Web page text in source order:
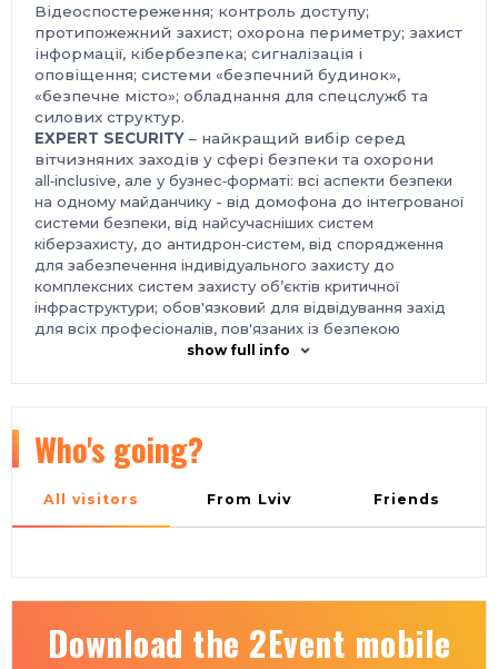
Відеоспостереження; контроль доступу;
протипожежний захист; охорона периметру; захист
інформації, кібербезпека; сигналізація і
оповіщення; системи «безпечний будинок»,
«безпечне місто»; обладнання для спецслужб та
силових структур.
EXPERT SECURITY – найкращий вибір серед
вітчизняних заходів у сфері безпеки та охорони
all‑inclusive, але у бузнес‑форматі: всі аспекти безпеки
на одному майданчику - від домофона до інтегрованої
системи безпеки, від найсучасніших систем
кіберзахисту, до антидрон‑систем, від спорядження
для забезпечення індивідуального захисту до
комплексних систем захисту об’єктів критичної
інфраструктури; обов'язковий для відвідування захід
для всіх професіоналів, пов'язаних із безпекою
громадян та держави, інфраструктури та режимних
форум» найкраще місце для прем'єрних показів та
презентацій - професійне відвідування, увага
від метро; безпечний простір - у разі виникнення
систем безпеки охоронні компанії менеджери з
підприємств різних сфер економіки, режимних об'єктів
show full info
Who's going?
All visitors From Lviv Friends
Download the 2Event mobile